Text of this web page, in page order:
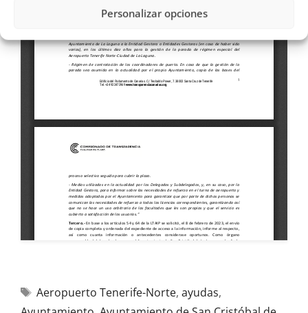
Personalizar opciones
Aeropuerto Tenerife-Norte, ayudas,